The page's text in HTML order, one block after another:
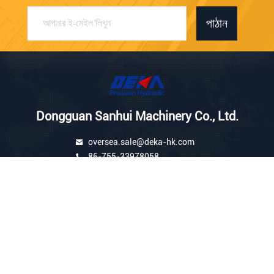
পাঠান
Dongguan Sanhui Machinery Co., Ltd.
oversea.sale@deka-hk.com
86-755-33978058